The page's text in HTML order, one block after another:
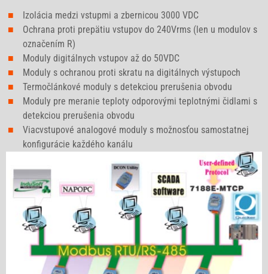
Izolácia medzi vstupmi a zbernicou 3000 VDC
Ochrana proti prepätiu vstupov do 240Vrms (len u modulov s
označením R)
Moduly digitálnych vstupov až do 50VDC
Moduly s ochranou proti skratu na digitálnych výstupoch
Termočlánkové moduly s detekciou prerušenia obvodu
Moduly pre meranie teploty odporovými teplotnými čidlami s
detekciou prerušenia obvodu
Viacvstupové analogové moduly s možnosťou samostatnej
konfigurácie každého kanálu